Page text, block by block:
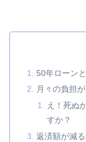
50年ローン
月々の負担
え！死ぬ
すか？
返済額が減